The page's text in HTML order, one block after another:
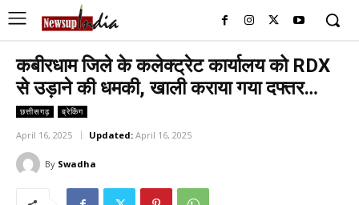
कबीरधाम जिले के कलेक्ट्रेट कार्यालय को RDX
से उड़ाने की धमकी, खाली कराया गया दफ्तर…
छत्तीसगढ़ ब्रेकिंग
April 16, 2025 Updated: April 16, 2025
By Swadha